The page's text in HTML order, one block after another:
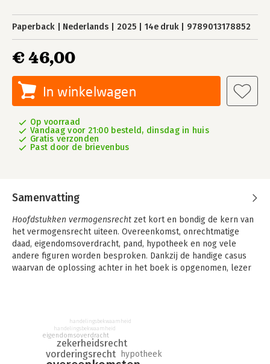
Paperback Nederlands 2025 14e druk 9789013178852
€ 46,00
In winkelwagen
Op voorraad
Vandaag voor 21:00 besteld, dinsdag in huis
Gratis verzonden
Past door de brievenbus
Samenvatting
Hoofdstukken vermogensrecht zet kort en bondig de kern van
het vermogensrecht uiteen. Overeenkomst, onrechtmatige
daad, eigendomsoverdracht, pand, hypotheek en nog vele
andere figuren worden besproken. Dankzij de handige casus
waarvan de oplossing achter in het boek is opgenomen, lezer
Hoofdstukken vermogensrecht
eeuw aan verschillende universiteiten wordt gebruikt om
studenten te introduceren in het vermogensrecht. Met deze
titel krijgt de beginnende civilist een stevige basis aangereikt
vorderingsrecht
zekerheidsrecht
hypotheek
eigendomsoverdracht
handelingsbekwaamheid
handelingsbekwaamheid